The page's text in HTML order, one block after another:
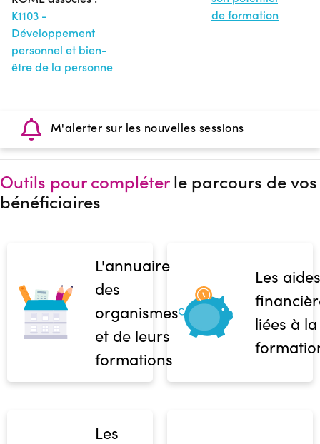
K1103 -
Développement
personnel et bien-
être de la personne
de formation
M'alerter sur les nouvelles sessions
Outils pour compléterle parcours de vos
bénéficiaires
L'annuaire
des
organismes
et de leurs
formations
Les aides
liées à la
Les